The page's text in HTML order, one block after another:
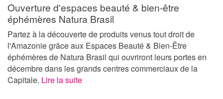
Ouverture d'espaces beauté & bien-être
éphémères Natura Brasil
Partez à la découverte de produits venus tout droit de
l'Amazonie grâce aux Espaces Beauté & Bien-Être
éphémères de Natura Brasil qui ouvriront leurs portes en
décembre dans les grands centres commerciaux de la
Capitale. Lire la suite